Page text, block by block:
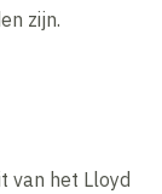
zijn.
van het Lloyd